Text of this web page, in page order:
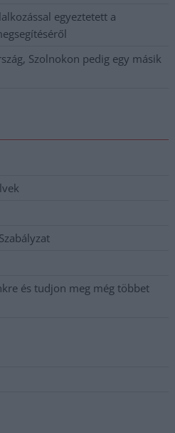
egyeztetett a
Szolnokon pedig egy másik
és tudjon meg még többet